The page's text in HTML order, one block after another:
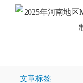
文章标签